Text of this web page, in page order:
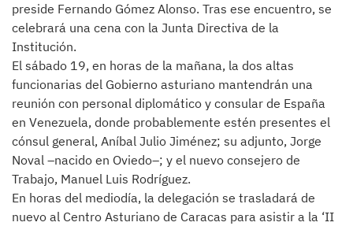
preside Fernando Gómez Alonso. Tras ese encuentro, se
celebrará una cena con la Junta Directiva de la
Institución.
El sábado 19, en horas de la mañana, la dos altas
funcionarias del Gobierno asturiano mantendrán una
reunión con personal diplomático y consular de España
en Venezuela, donde probablemente estén presentes el
cónsul general, Aníbal Julio Jiménez; su adjunto, Jorge
Noval –nacido en Oviedo–; y el nuevo consejero de
Trabajo, Manuel Luis Rodríguez.
En horas del mediodía, la delegación se trasladará de
nuevo al Centro Asturiano de Caracas para asistir a la ‘II